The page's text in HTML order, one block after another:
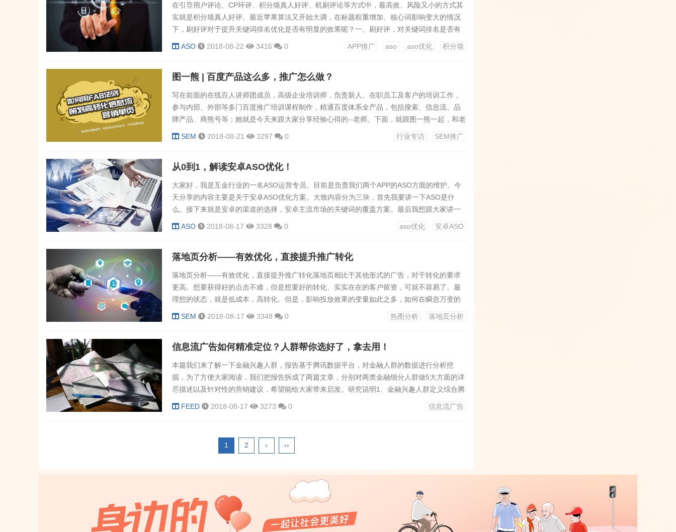
在引导用户评论、CP环评、积分墙真人好评、机刷评论等方式中，最高效、风险又小的方式其
实就是积分墙真人好评。最近苹果算法又开始大调，在标题权重增加、核心词影响变大的情况
下，刷好评对于提升关键词排名优化是否有明显的效果呢？一、刷好评，对关键词排名是否有
明显的提升？1 分享人：阿SONG有的，这是我打完好评后词的排名变化，打了一个星期的
ASO 2018-08-22 3416 0 APP推广 aso aso优化 积分墙
图一熊 | 百度产品这么多，推广怎么做？
写在前面的在线百人讲师团成员，高级企业培训师，负责新人、在职员工及客户的培训工作，
参与内部、外部等多门百度推广培训课程制作，精通百度体系全产品，包括搜索、信息流、品
牌产品、商熊号等；她就是今天来跟大家分享经验心得的--老师。下面，就跟图一熊一起，和老
师聊聊推广产品的那些事儿……个人介绍1、你好老师，欢迎来到图一熊SEM跟大家分享你的行
的客户，遇...
SEM 2018-08-21 3297 0 行业专访 SEM推广
从0到1，解读安卓ASO优化！
大家好，我是互金行业的一名ASO运营专员。目前是负责我们两个APP的ASO方面的维护。今
天分享的内容主要是关于安卓ASO优化方案。大致内容分为三块，首先我要讲一下ASO是什
么。接下来就是安卓的渠道的选择，安卓主流市场的关键词的覆盖方案。最后我想跟大家讲一
下安卓CPD投放的那些坑。01:ASO是什么首先ASO我相信大家应该都知道是什么。因为这个也
我先...
ASO 2018-08-17 3328 0 aso优化 安卓ASO
落地页分析——有效优化，直接提升推广转化
落地页分析——有效优化，直接提升推广转化落地页相比于其他形式的广告，对于转化的要求
更高。想要获得好的点击不难，但是想要好的转化、实实在在的客户留资，可就不容易了。最
理想的状态，就是低成本，高转化。但是，影响投放效果的变量如此之多，如何在瞬息万变的
市场中抓住千变万化的用户心理，保证每次的投放都令人满意呢？一、为什么必须重视落地
看到广告banner后，通...
SEM 2018-08-17 3348 0 热图分析 落地页分析
信息流广告如何精准定位？人群帮你选好了，拿去用！
本篇我们来了解一下金融兴趣人群，报告基于腾讯数据平台，对金融人群的数据进行分析挖
掘，为了方便大家阅读，我们把报告拆成了两篇文章，分别对两类金融细分人群做5大方面的详
尽描述以及针对性的营销建议，希望能给大家带来启发。研究说明1、金融兴趣人群定义综合腾
讯全系产品的算法深度学习挖掘，近1个月内在 “金融”行业表现出商业兴趣和相关APP存在活跃
FEED 2018-08-17 3273 0 信息流广告
1 2 › ››